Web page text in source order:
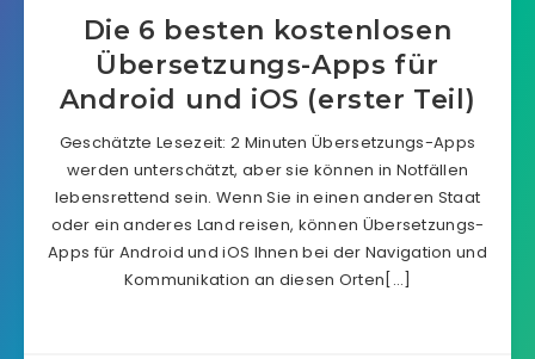
Die 6 besten kostenlosen
Übersetzungs-Apps für
Android und iOS (erster Teil)
Geschätzte Lesezeit: 2 Minuten Übersetzungs-Apps
werden unterschätzt, aber sie können in Notfällen
lebensrettend sein. Wenn Sie in einen anderen Staat
oder ein anderes Land reisen, können Übersetzungs-
Apps für Android und iOS Ihnen bei der Navigation und
Kommunikation an diesen Orten[…]